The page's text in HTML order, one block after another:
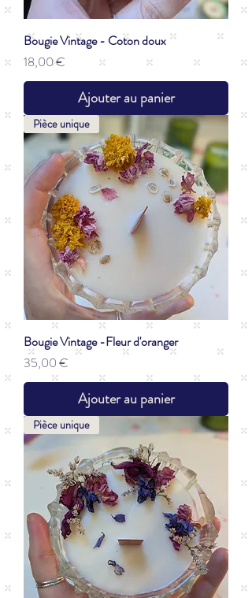
Bougie Vintage - Coton doux
Prix
18,00 €
Ajouter au panier
Pièce unique
Bougie Vintage -Fleur d'oranger
Prix
35,00 €
Ajouter au panier
Pièce unique